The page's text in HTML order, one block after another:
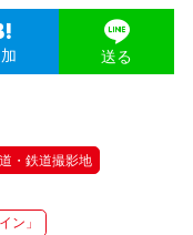
送る
・鉄道撮影地
ン」